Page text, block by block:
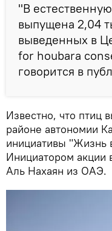
"В
выпущена 2,04
выведенных в
for houbara
говорится в
Известно, что птиц
районе автономии
инициативы "Жизнь
Инициатором
Аль Нахаян из ОАЭ.